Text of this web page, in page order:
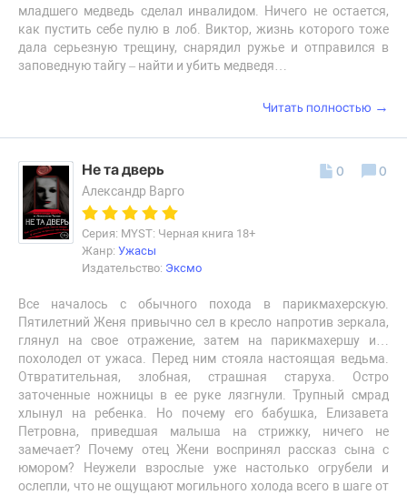
младшего медведь сделал инвалидом. Ничего не остается,
как пустить себе пулю в лоб. Виктор, жизнь которого тоже
дала серьезную трещину, снарядил ружье и отправился в
заповедную тайгу – найти и убить медведя…
Читать полностью →
Не та дверь
Александр Варго
Серия: MYST: Черная книга 18+
Жанр: Ужасы
Издательство: Эксмо
Все началось с обычного похода в парикмахерскую.
Пятилетний Женя привычно сел в кресло напротив зеркала,
глянул на свое отражение, затем на парикмахершу и…
похолодел от ужаса. Перед ним стояла настоящая ведьма.
Отвратительная, злобная, страшная старуха. Остро
заточенные ножницы в ее руке лязгнули. Трупный смрад
хлынул на ребенка. Но почему его бабушка, Елизавета
Петровна, приведшая малыша на стрижку, ничего не
замечает? Почему отец Жени воспринял рассказ сына с
юмором? Неужели взрослые уже настолько огрубели и
ослепли, что не ощущают могильного холода всего в шаге от
0 0